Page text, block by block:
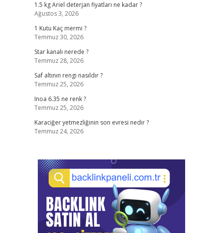
1.5 kg Ariel deterjan fiyatları ne kadar ?
Ağustos 3, 2026
1 Kutu Kaç mermi ?
Temmuz 30, 2026
Star kanalı nerede ?
Temmuz 28, 2026
Saf altının rengi nasıldır ?
Temmuz 25, 2026
Inoa 6.35 ne renk ?
Temmuz 25, 2026
Karaciğer yetmezliğinin son evresi nedir ?
Temmuz 24, 2026